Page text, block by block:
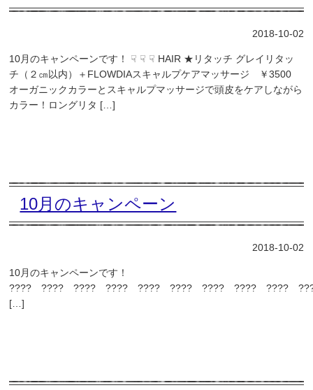
2018-10-02
10月のキャンペーンです！ ☟ ☟ ☟ HAIR ★リタッチ グレイリタッ
チ（２㎝以内）＋FLOWDIAスキャルプケアマッサージ ￥3500
オーガニックカラーとスキャルプマッサージで頭皮をケアしながら
カラー！ロングリタ […]
10月のキャンペーン
2018-10-02
10月のキャンペーンです！
???? ???? ???? ???? ???? ???? ???? ???? ????
[…]